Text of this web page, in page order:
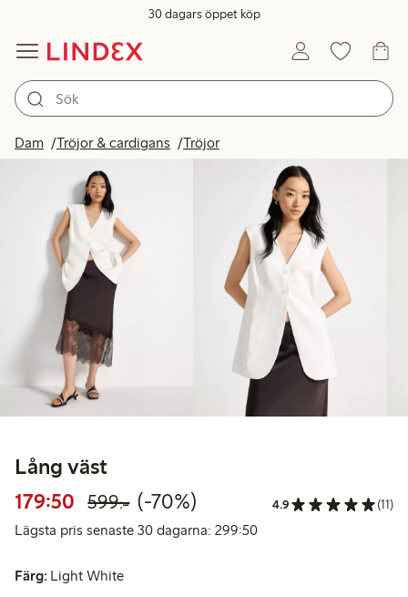
30 dagars öppet köp
Dam Tröjor & cardigans Tröjor
Lång väst
179:50 Rabatterat pris: 179,50 kr
599:-Ordinarie pris: 599,00 kr
70% rabatt
(-70%) 4.9 (11)
Lägsta pris senaste 30 dagarna: 299:50Lägsta pris senaste 30
Färg: Light White